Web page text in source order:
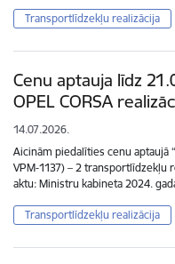
Transportlīdzekļu realizācija
Cenu aptauja līdz
OPEL CORSA
14.07.2026.
Aicinām piedalīties cenu aptaujā
VPM-1137) – 2 transportlīdzekļu
aktu: Ministru kabineta 2024.
Transportlīdzekļu realizācija